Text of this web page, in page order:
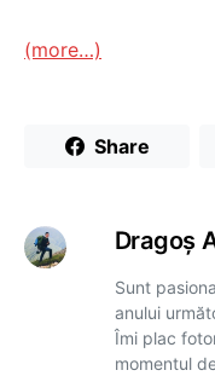
(more…)
Share
Dragoş
Sunt
anului
Îmi plac
momentul